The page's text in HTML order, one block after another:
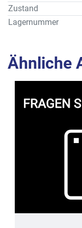
Zustand
Lagernummer
Ähnliche